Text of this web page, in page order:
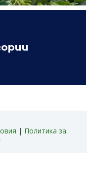
| Политика за